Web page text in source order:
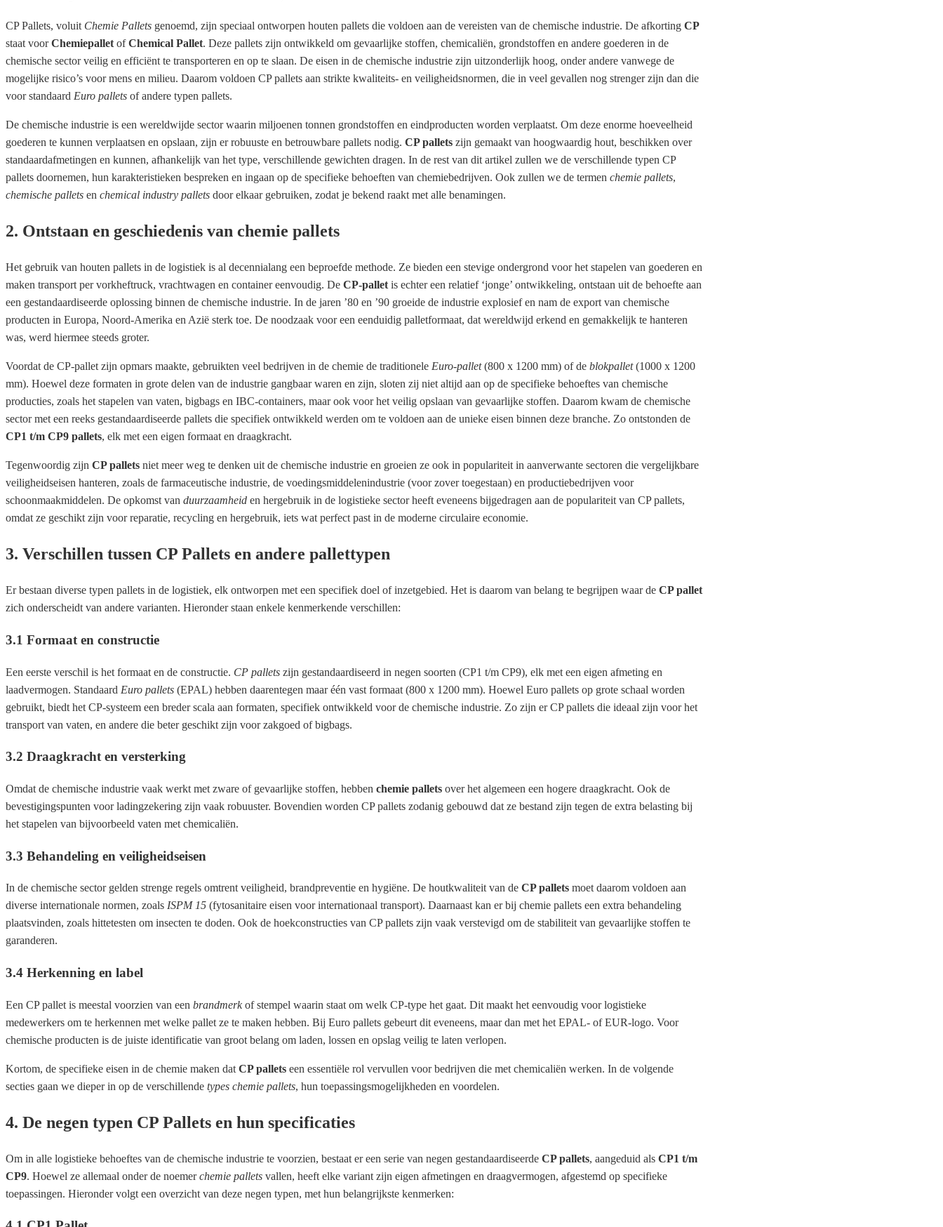
CP Pallets, voluit Chemie Pallets genoemd, zijn speciaal ontworpen houten pallets die voldoen aan de vereisten van de chemische industrie. De afkorting CP
staat voorChemiepalletofChemical Pallet. Deze pallets zijn ontwikkeld om gevaarlijke stoffen, chemicaliën, grondstoffen en andere goederen in de
chemische sector veilig en efficiënt te transporteren en op te slaan. De eisen in de chemische industrie zijn uitzonderlijk hoog, onder andere vanwege de
mogelijke risico’s voor mens en milieu. Daarom voldoen CP pallets aan strikte kwaliteits- en veiligheidsnormen, die in veel gevallen nog strenger zijn dan die
voor standaard Euro pallets of andere typen pallets.
De chemische industrie is een wereldwijde sector waarin miljoenen tonnen grondstoffen en eindproducten worden verplaatst. Om deze enorme hoeveelheid
goederen te kunnen verplaatsen en opslaan, zijn er robuuste en betrouwbare pallets nodig. CP pallets zijn gemaakt van hoogwaardig hout, beschikken over
standaardafmetingen en kunnen, afhankelijk van het type, verschillende gewichten dragen. In de rest van dit artikel zullen we de verschillende typen CP
pallets doornemen, hun karakteristieken bespreken en ingaan op de specifieke behoeften van chemiebedrijven. Ook zullen we de termen chemie pallets,
chemische pallets en chemical industry pallets door elkaar gebruiken, zodat je bekend raakt met alle benamingen.
2. Ontstaan en geschiedenis van chemie pallets
Het gebruik van houten pallets in de logistiek is al decennialang een beproefde methode. Ze bieden een stevige ondergrond voor het stapelen van goederen en
maken transport per vorkheftruck, vrachtwagen en container eenvoudig. De CP-pallet is echter een relatief ‘jonge’ ontwikkeling, ontstaan uit de behoefte aan
een gestandaardiseerde oplossing binnen de chemische industrie. In de jaren ’80 en ’90 groeide de industrie explosief en nam de export van chemische
producten in Europa, Noord-Amerika en Azië sterk toe. De noodzaak voor een eenduidig palletformaat, dat wereldwijd erkend en gemakkelijk te hanteren
was, werd hiermee steeds groter.
Voordat de CP-pallet zijn opmars maakte, gebruikten veel bedrijven in de chemie de traditionele Euro-pallet(800 x 1200 mm) of de blokpallet(1000 x 1200
mm). Hoewel deze formaten in grote delen van de industrie gangbaar waren en zijn, sloten zij niet altijd aan op de specifieke behoeftes van chemische
producties, zoals het stapelen van vaten, bigbags en IBC-containers, maar ook voor het veilig opslaan van gevaarlijke stoffen. Daarom kwam de chemische
sector met een reeks gestandaardiseerde pallets die specifiek ontwikkeld werden om te voldoen aan de unieke eisen binnen deze branche. Zo ontstonden de
CP1 t/m CP9 pallets, elk met een eigen formaat en draagkracht.
Tegenwoordig zijn CP pallets niet meer weg te denken uit de chemische industrie en groeien ze ook in populariteit in aanverwante sectoren die vergelijkbare
veiligheidseisen hanteren, zoals de farmaceutische industrie, de voedingsmiddelenindustrie (voor zover toegestaan) en productiebedrijven voor
schoonmaakmiddelen. De opkomst van duurzaamheid en hergebruik in de logistieke sector heeft eveneens bijgedragen aan de populariteit van CP pallets,
omdat ze geschikt zijn voor reparatie, recycling en hergebruik, iets wat perfect past in de moderne circulaire economie.
3. Verschillen tussen CP Pallets en andere pallettypen
Er bestaan diverse typen pallets in de logistiek, elk ontworpen met een specifiek doel of inzetgebied. Het is daarom van belang te begrijpen waar de CP pallet
zich onderscheidt van andere varianten. Hieronder staan enkele kenmerkende verschillen:
3.1 Formaat en constructie
Een eerste verschil is het formaat en de constructie. CP pallets zijn gestandaardiseerd in negen soorten (CP1 t/m CP9), elk met een eigen afmeting en
laadvermogen. Standaard Euro pallets (EPAL) hebben daarentegen maar één vast formaat (800 x 1200 mm). Hoewel Euro pallets op grote schaal worden
gebruikt, biedt het CP-systeem een breder scala aan formaten, specifiek ontwikkeld voor de chemische industrie. Zo zijn er CP pallets die ideaal zijn voor het
transport van vaten, en andere die beter geschikt zijn voor zakgoed of bigbags.
3.2 Draagkracht en versterking
Omdat de chemische industrie vaak werkt met zware of gevaarlijke stoffen, hebben chemie pallets over het algemeen een hogere draagkracht. Ook de
bevestigingspunten voor ladingzekering zijn vaak robuuster. Bovendien worden CP pallets zodanig gebouwd dat ze bestand zijn tegen de extra belasting bij
het stapelen van bijvoorbeeld vaten met chemicaliën.
3.3 Behandeling en veiligheidseisen
In de chemische sector gelden strenge regels omtrent veiligheid, brandpreventie en hygiëne. De houtkwaliteit van de CP pallets moet daarom voldoen aan
diverse internationale normen, zoals ISPM 15 (fytosanitaire eisen voor internationaal transport). Daarnaast kan er bij chemie pallets een extra behandeling
plaatsvinden, zoals hittetesten om insecten te doden. Ook de hoekconstructies van CP pallets zijn vaak verstevigd om de stabiliteit van gevaarlijke stoffen te
garanderen.
3.4 Herkenning en label
Een CP pallet is meestal voorzien van een brandmerkof stempel waarin staat om welk CP-type het gaat. Dit maakt het eenvoudig voor logistieke
medewerkers om te herkennen met welke pallet ze te maken hebben. Bij Euro pallets gebeurt dit eveneens, maar dan met het EPAL- of EUR-logo. Voor
chemische producten is de juiste identificatie van groot belang om laden, lossen en opslag veilig te laten verlopen.
Kortom, de specifieke eisen in de chemie maken dat CP pallets een essentiële rol vervullen voor bedrijven die met chemicaliën werken. In de volgende
secties gaan we dieper in op de verschillende types chemie pallets, hun toepassingsmogelijkheden en voordelen.
4. De negen typen CP Pallets en hun specificaties
Om in alle logistieke behoeftes van de chemische industrie te voorzien, bestaat er een serie van negen gestandaardiseerde CP pallets, aangeduid als CP1 t/m
CP9. Hoewel ze allemaal onder de noemerchemie pallets vallen, heeft elke variant zijn eigen afmetingen en draagvermogen, afgestemd op specifieke
toepassingen. Hieronder volgt een overzicht van deze negen typen, met hun belangrijkste kenmerken: